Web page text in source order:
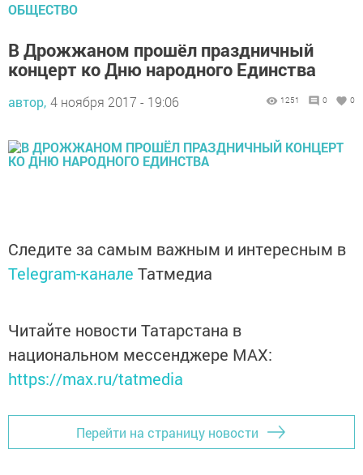
ОБЩЕСТВО
В Дрожжаном прошёл праздничный
концерт ко Дню народного Единства
автор, 4 ноября 2017 - 19:06 1251 0 0
Следите за самым важным и интересным в
Telegram-канале Татмедиа
Читайте новости Татарстана в
национальном мессенджере MАХ:
https://max.ru/tatmedia
Перейти на страницу новости